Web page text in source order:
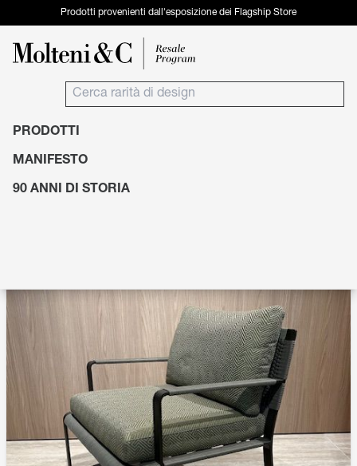
Prodotti provenienti dall'esposizione dei Flagship Store
PRODOTTI
MANIFESTO
90 ANNI DI STORIA
Prodotti